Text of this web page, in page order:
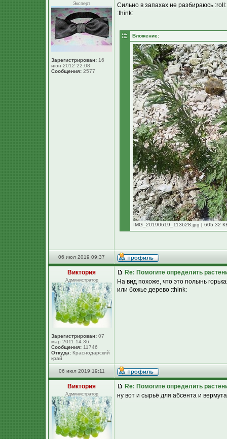
Эксперт
Зарегистрирован: 16
июн 2012 22:08
Сообщения: 2577
Сильно в запахах не разбираюсь
:think:
Вложение:
IMG_20190619_113628.jpg [ 605.32
06 июл 2019 09:37
Виктория
Администратор
Зарегистрирован: 07
мар 2011 14:36
Сообщения: 11746
Откуда: Краснодарский
край
Re: Помогите определить
На вид похоже, что это полынь
или божье дерево :think:
06 июл 2019 19:11
Виктория
Администратор
Re: Помогите определить
ну вот и сырьё для абсента и